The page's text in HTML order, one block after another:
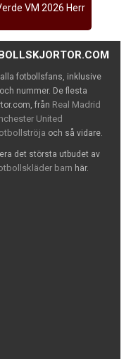
VM 2026 Herr
fotbollsfans, inklusive
nummer. De flesta
från Real Madrid
United
och så vidare.
det största utbudet av
barn här.